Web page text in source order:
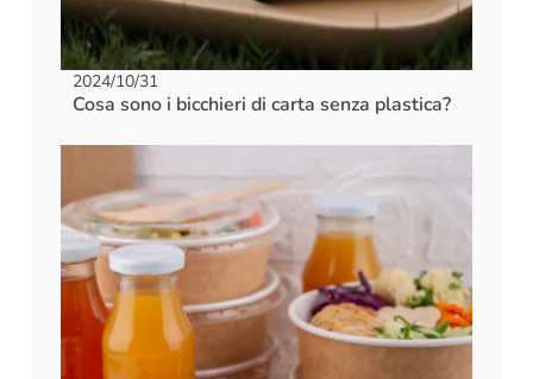
2024/10/31
Cosa sono i bicchieri di carta senza plastica?